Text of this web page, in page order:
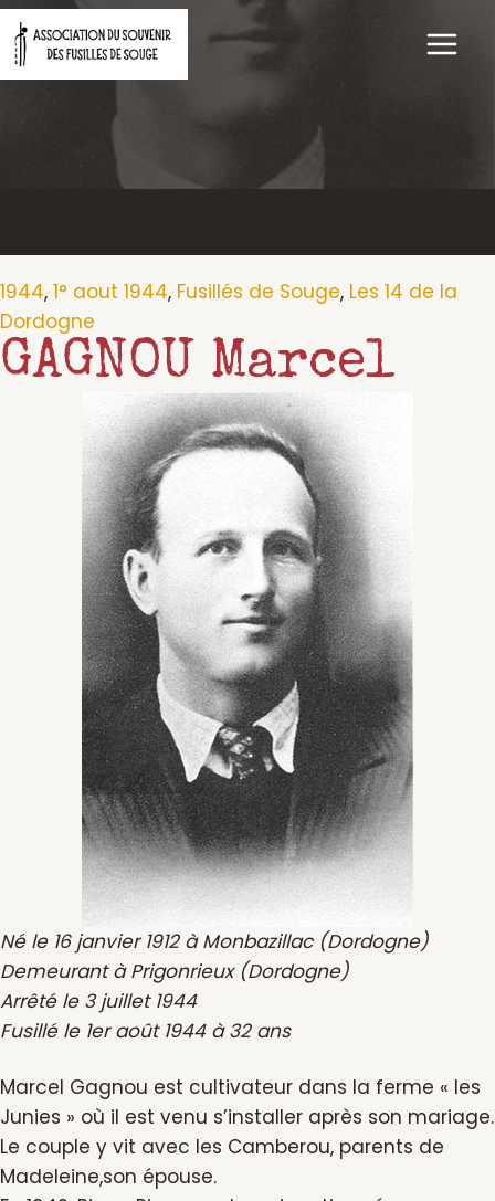
Aller
au
contenu
1944, 1° aout 1944, Fusillés de Souge, Les 14 de la
Dordogne
GAGNOU Marcel
Né le 16 janvier 1912 à Monbazillac (Dordogne)
Demeurant à Prigonrieux (Dordogne)
Arrêté le 3 juillet 1944
Fusillé le 1er août 1944 à 32 ans
Marcel Gagnou est cultivateur dans la ferme « les
Junies » où il est venu s’installer après son mariage.
Le couple y vit avec les Camberou, parents de
Madeleine,son épouse.